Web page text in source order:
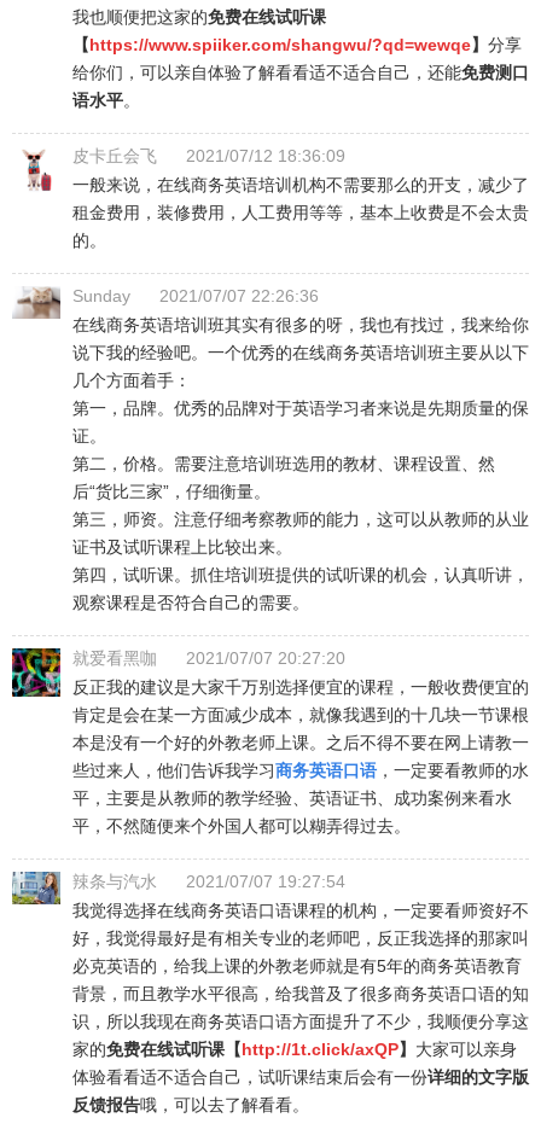
我也顺便把这家的免费在线试听课
【https://www.spiiker.com/shangwu/?qd=wewqe】 分享
给你们，可以亲自体验了解看看适不适合自己，还能免费测口
语水平。
皮卡丘会飞
2021/07/12 18:36:09
一般来说，在线商务英语培训机构不需要那么的开支，减少了
租金费用，装修费用，人工费用等等，基本上收费是不会太贵
的。
Sunday
2021/07/07 22:26:36
在线商务英语培训班其实有很多的呀，我也有找过，我来给你
说下我的经验吧。一个优秀的在线商务英语培训班主要从以下
几个方面着手：
第一，品牌。优秀的品牌对于英语学习者来说是先期质量的保
证。
第二，价格。需要注意培训班选用的教材、课程设置、然
后“货比三家”，仔细衡量。
第三，师资。注意仔细考察教师的能力，这可以从教师的从业
证书及试听课程上比较出来。
第四，试听课。抓住培训班提供的试听课的机会，认真听讲，
观察课程是否符合自己的需要。
就爱看黑咖
2021/07/07 20:27:20
反正我的建议是大家千万别选择便宜的课程，一般收费便宜的
肯定是会在某一方面减少成本，就像我遇到的十几块一节课根
本是没有一个好的外教老师上课。之后不得不要在网上请教一
些过来人，他们告诉我学习商务英语口语 ，一定要看教师的水
平，主要是从教师的教学经验、英语证书、成功案例来看水
平，不然随便来个外国人都可以糊弄得过去。
辣条与汽水
2021/07/07 19:27:54
我觉得选择在线商务英语口语课程的机构，一定要看师资好不
好，我觉得最好是有相关专业的老师吧，反正我选择的那家叫
必克英语的，给我上课的外教老师就是有5年的商务英语教育
背景，而且教学水平很高，给我普及了很多商务英语口语的知
识，所以我现在商务英语口语方面提升了不少，我顺便分享这
家的免费在线试听课【http://1t.click/axQP】 大家可以亲身
体验看看适不适合自己，试听课结束后会有一份详细的文字版
反馈报告哦，可以去了解看看。